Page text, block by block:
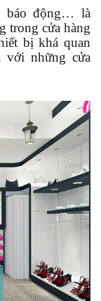
báo động… là
trong cửa hàng
bị khá quan
với những cửa